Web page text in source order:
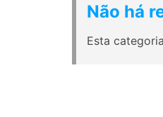
Não há
Esta